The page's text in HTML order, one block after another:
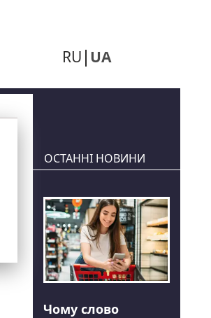
RU UA
ОСТАННІ НОВИНИ
Чому слово